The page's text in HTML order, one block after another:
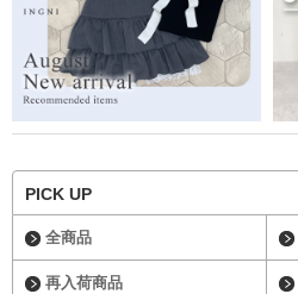
PICK UP
全商品
再入荷商品